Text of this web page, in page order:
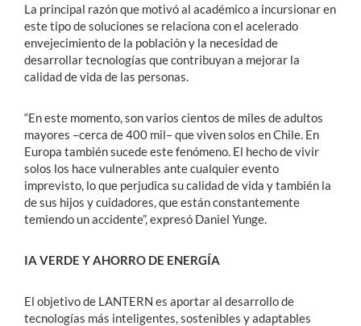
La principal razón que motivó al académico a incursionar en
este tipo de soluciones se relaciona con el acelerado
envejecimiento de la población y la necesidad de
desarrollar tecnologías que contribuyan a mejorar la
calidad de vida de las personas.
“En este momento, son varios cientos de miles de adultos
mayores –cerca de 400 mil– que viven solos en Chile. En
Europa también sucede este fenómeno. El hecho de vivir
solos los hace vulnerables ante cualquier evento
imprevisto, lo que perjudica su calidad de vida y también la
de sus hijos y cuidadores, que están constantemente
temiendo un accidente”, expresó Daniel Yunge.
IA VERDE Y AHORRO DE ENERGÍA
El objetivo de LANTERN es aportar al desarrollo de
tecnologías más inteligentes, sostenibles y adaptables